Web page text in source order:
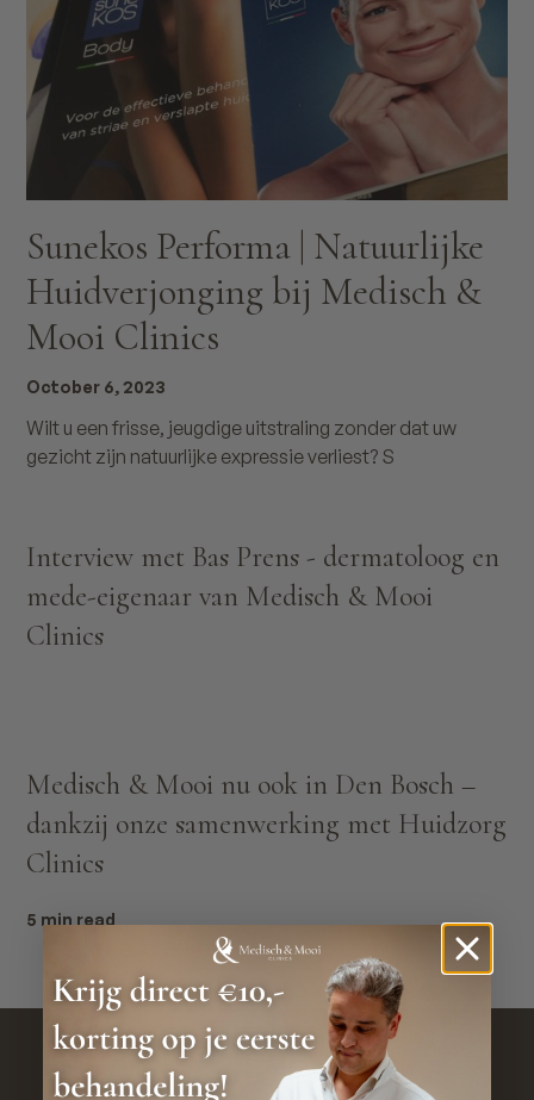
Sunekos Performa | Natuurlijke
Huidverjonging bij Medisch &
Mooi Clinics
October 6, 2023
Wilt u een frisse, jeugdige uitstraling zonder dat uw
gezicht zijn natuurlijke expressie verliest? S
Interview met Bas Prens - dermatoloog en
mede-eigenaar van Medisch & Mooi
Clinics
Medisch & Mooi nu ook in Den Bosch –
dankzij onze samenwerking met Huidzorg
Clinics
5 min read